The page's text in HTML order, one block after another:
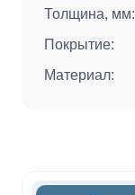
Толщина, мм:
Покрытие:
Материал: